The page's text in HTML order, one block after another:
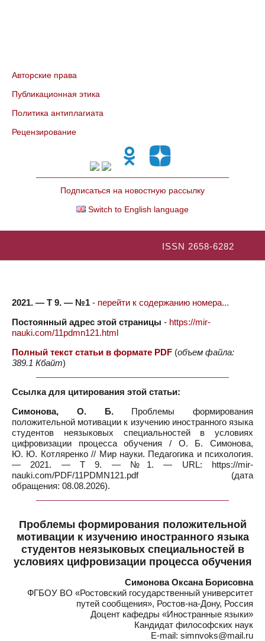
Авторские права
Публикационная этика
Политика антиплагиата
Рецензирование
Подписаться на новостную рассылку
Switch to English language
ISSN 2658-6282
2021. — Т 9. — №1 - перейти к содержанию номера...
Постоянный адрес этой страницы - https://mir-
nauki.com/11pdmn121.html
Полный текст статьи в формате PDF (объем файла:
389.1 Кбайт)
Ссылка для цитирования этой статьи:
Симонова, О. Б.Проблемы формирования
положительной мотивации к изучению иностранного языка
студентов неязыковых специальностей в условиях
цифровизации процесса обучения / О. Б. Симонова,
Ю. Ю. Котляренко // Мир науки. Педагогика и психология.
— 2021. — Т 9. — №1. — URL: https://mir-
nauki.com/PDF/11PDMN121.pdf (дата
обращения: 08.08.2026).
Проблемы формирования положительной
мотивации к изучению иностранного языка
студентов неязыковых специальностей в
условиях цифровизации процесса обучения
Симонова Оксана Борисовна
ФГБОУ ВО «Ростовский государственный университет
путей сообщения», Ростов-на-Дону, Россия
Доцент кафедры «Иностранные языки»
Кандидат философских наук
E-mail: simnvoks@mail.ru